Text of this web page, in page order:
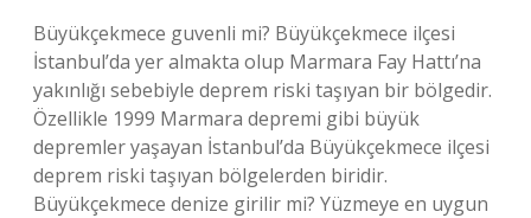
Büyükçekmece guvenli mi? Büyükçekmece ilçesi
İstanbul’da yer almakta olup Marmara Fay Hattı’na
yakınlığı sebebiyle deprem riski taşıyan bir bölgedir.
Özellikle 1999 Marmara depremi gibi büyük
depremler yaşayan İstanbul’da Büyükçekmece ilçesi
deprem riski taşıyan bölgelerden biridir.
Büyükçekmece denize girilir mi? Yüzmeye en uygun